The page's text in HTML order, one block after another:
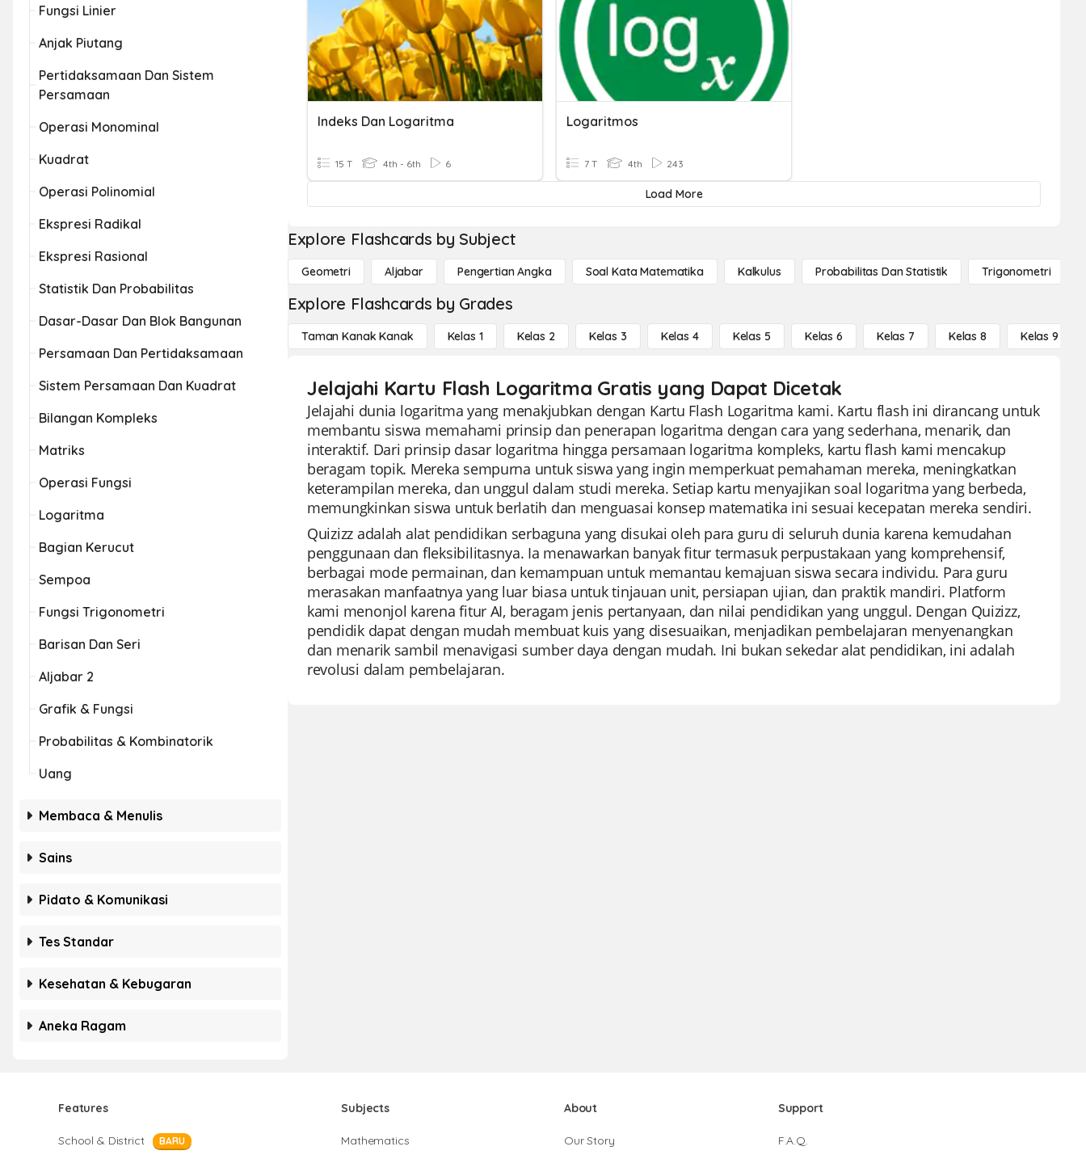
Fungsi Linier
Anjak Piutang
Pertidaksamaan Dan Sistem
Persamaan
Operasi Monominal
Kuadrat
Operasi Polinomial
Ekspresi Radikal
Ekspresi Rasional
Statistik Dan Probabilitas
Dasar-Dasar Dan Blok Bangunan
Persamaan Dan Pertidaksamaan
Sistem Persamaan Dan Kuadrat
Bilangan Kompleks
Matriks
Operasi Fungsi
Logaritma
Bagian Kerucut
Sempoa
Fungsi Trigonometri
Barisan Dan Seri
Aljabar 2
Grafik & Fungsi
Probabilitas & Kombinatorik
Uang
Membaca & Menulis
Sains
Pidato & Komunikasi
Tes Standar
Kesehatan & Kebugaran
Aneka Ragam
Indeks Dan Logaritma
15 T 4th - 6th 6
Logaritmos
7 T 4th 243
Load More
Explore Flashcards by Subject
Geometri Aljabar Pengertian Angka Soal Kata Matematika Kalkulus Probabilitas Dan Statistik Trigonometri
Explore Flashcards by Grades
Taman Kanak Kanak Kelas 1 Kelas 2 Kelas 3 Kelas 4 Kelas 5 Kelas 6 Kelas 7 Kelas 8 Kelas 9
Jelajahi Kartu Flash Logaritma Gratis yang Dapat Dicetak
Jelajahi dunia logaritma yang menakjubkan dengan Kartu Flash Logaritma kami. Kartu flash ini dirancang untuk
membantu siswa memahami prinsip dan penerapan logaritma dengan cara yang sederhana, menarik, dan
interaktif. Dari prinsip dasar logaritma hingga persamaan logaritma kompleks, kartu flash kami mencakup
beragam topik. Mereka sempurna untuk siswa yang ingin memperkuat pemahaman mereka, meningkatkan
keterampilan mereka, dan unggul dalam studi mereka. Setiap kartu menyajikan soal logaritma yang berbeda,
memungkinkan siswa untuk berlatih dan menguasai konsep matematika ini sesuai kecepatan mereka sendiri.
Quizizz adalah alat pendidikan serbaguna yang disukai oleh para guru di seluruh dunia karena kemudahan
penggunaan dan fleksibilitasnya. Ia menawarkan banyak fitur termasuk perpustakaan yang komprehensif,
berbagai mode permainan, dan kemampuan untuk memantau kemajuan siswa secara individu. Para guru
merasakan manfaatnya yang luar biasa untuk tinjauan unit, persiapan ujian, dan praktik mandiri. Platform
kami menonjol karena fitur AI, beragam jenis pertanyaan, dan nilai pendidikan yang unggul. Dengan Quizizz,
pendidik dapat dengan mudah membuat kuis yang disesuaikan, menjadikan pembelajaran menyenangkan
dan menarik sambil menavigasi sumber daya dengan mudah. Ini bukan sekedar alat pendidikan, ini adalah
revolusi dalam pembelajaran.
Features
School & District BARU
Subjects
Mathematics
About
Our Story
Support
F.A.Q.